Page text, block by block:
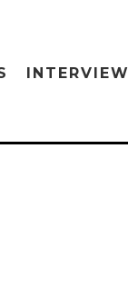
INTERVIEW